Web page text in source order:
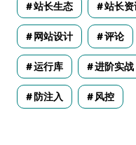
站长生态 站长资
网站设计 评论
运行库 进阶实战
防注入 风控